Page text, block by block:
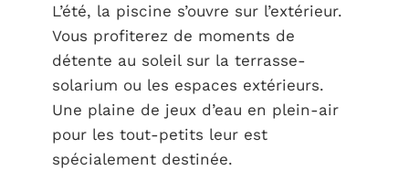
L’été, la piscine s’ouvre sur l’extérieur.
Vous profiterez de moments de
détente au soleil sur la terrasse-
solarium ou les espaces extérieurs.
Une plaine de jeux d’eau en plein-air
pour les tout-petits leur est
spécialement destinée.